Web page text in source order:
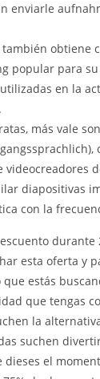
enviarle
obtiene
popular para
en la
más vale
diapositivas
con la
esta oferta y
estás
que tengas
la
suchen
el